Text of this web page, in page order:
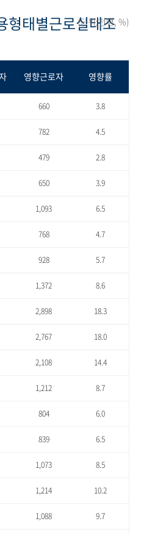
형태별근로실태조
(단위:천명, %)
영향근로자 영향률
660 3.8
782 4.5
479 2.8
650 3.9
1,093 6.5
768 4.7
928 5.7
1,372 8.6
2,898 18.3
2,767 18.0
2,108 14.4
1,212 8.7
804 6.0
839 6.5
1,073 8.5
1,214 10.2
1,088 9.7